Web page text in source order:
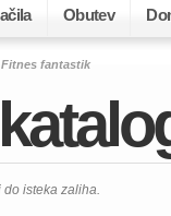
Obutev
fantastik
do isteka zaliha.